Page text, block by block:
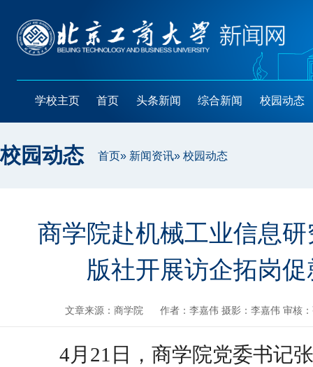
学校主页 首页 头条新闻 综合新闻 校园动态
校园动态 首页» 新闻资讯» 校园动态
商学院赴机械工业信息
版社开展访企拓岗
文章来源：商学院 作者：李嘉伟 摄影：李嘉伟 审核
4月 21 日，商学院党委书记